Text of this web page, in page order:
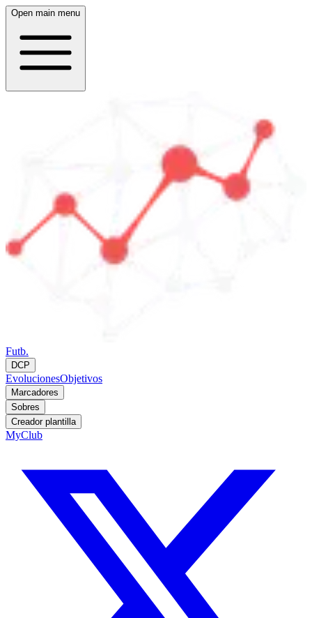
Open main menu
Futb.
DCP
EvolucionesObjetivos
Marcadores
Sobres
Creador plantilla
MyClub